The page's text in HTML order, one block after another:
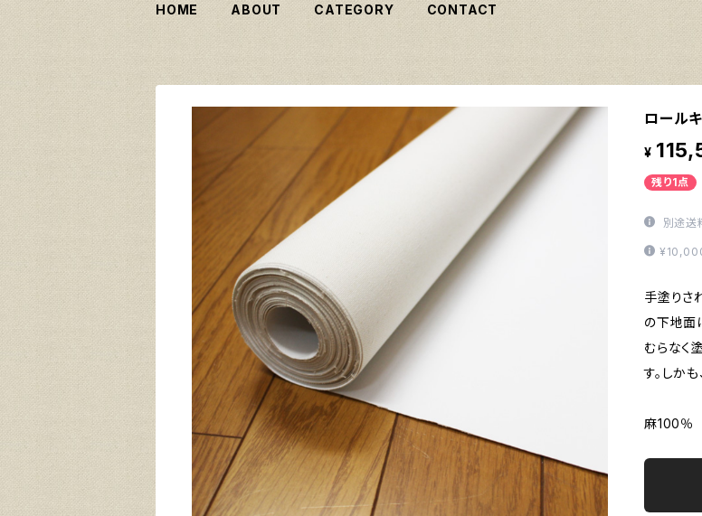
HOME ABOUT CATEGORY CONTACT
ロール
¥
残り1点
別途送
手塗りさ
の下地面
むらなく
す。しか
麻100％